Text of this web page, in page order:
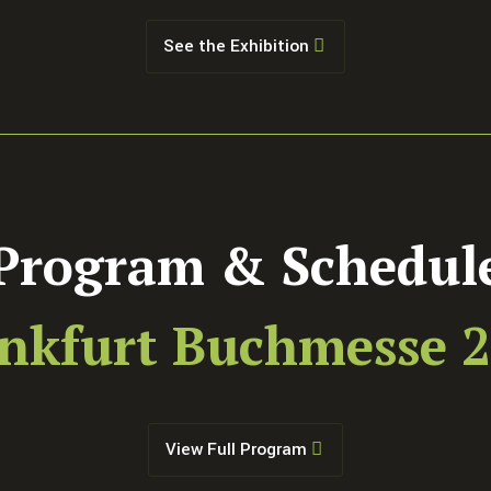
See the Exhibition
&
Buchmesse
View Full Program